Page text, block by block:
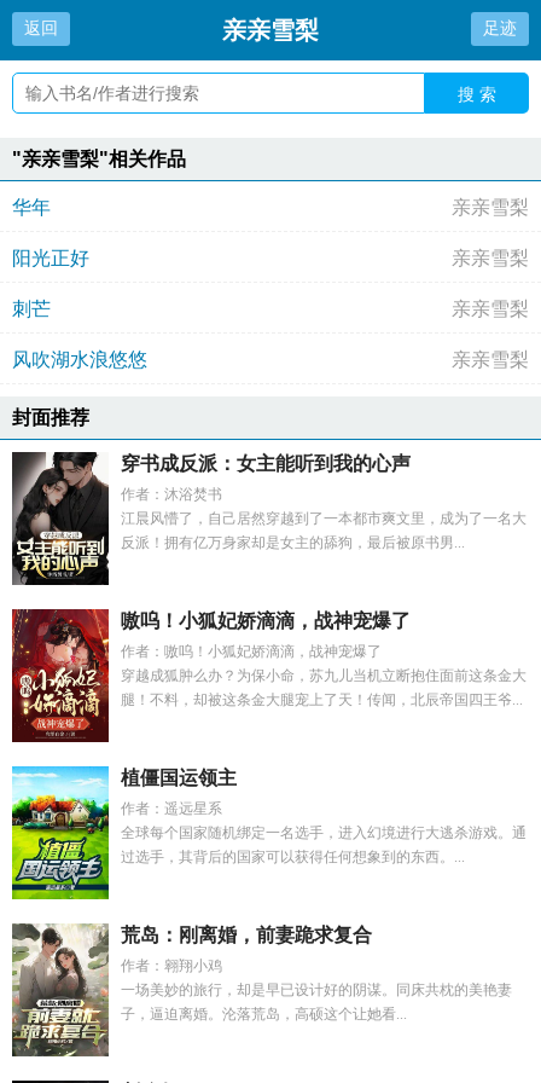
返回 亲亲雪梨 足迹
搜 索
"亲亲雪梨"相关作品
华年 亲亲雪梨
阳光正好 亲亲雪梨
刺芒 亲亲雪梨
风吹湖水浪悠悠 亲亲雪梨
封面推荐
穿书成反派：女主能听到我的心声
作者：沐浴焚书
江晨风懵了，自己居然穿越到了一本都市爽文里，成为了一名大
反派！拥有亿万身家却是女主的舔狗，最后被原书男...
嗷呜！小狐妃娇滴滴，战神宠爆了
作者：嗷呜！小狐妃娇滴滴，战神宠爆了
穿越成狐肿么办？为保小命，苏九儿当机立断抱住面前这条金大
腿！不料，却被这条金大腿宠上了天！传闻，北辰帝国四王爷...
植僵国运领主
作者：遥远星系
全球每个国家随机绑定一名选手，进入幻境进行大逃杀游戏。通
过选手，其背后的国家可以获得任何想象到的东西。...
荒岛：刚离婚，前妻跪求复合
作者：翱翔小鸡
一场美妙的旅行，却是早已设计好的阴谋。同床共枕的美艳妻
子，逼迫离婚。沦落荒岛，高硕这个让她看...